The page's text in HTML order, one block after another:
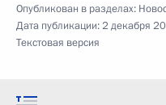
Опубликован в разделах:
Дата публикации:2 декабря
Текстовая версия